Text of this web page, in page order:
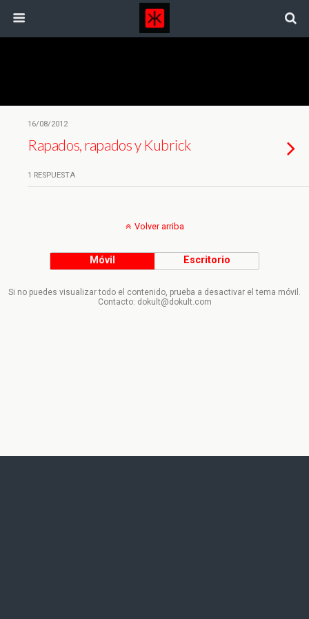
16/08/2012
Rapados, rapados y Kubrick
1 RESPUESTA
Volver arriba
Móvil Escritorio
Si no puedes visualizar todo el contenido, prueba a desactivar el tema móvil.
Contacto: dokult@dokult.com